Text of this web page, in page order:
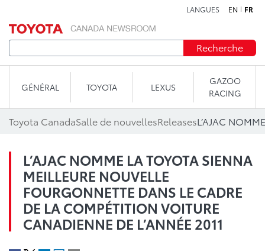
LANGUES EN FR
Recherche
GÉNÉRAL TOYOTA LEXUS
GAZOO
RACING
Toyota CanadaSalle de nouvellesReleases
L’AJAC NOMME LA TOYOTA SIENNA
MEILLEURE NOUVELLE
FOURGONNETTE DANS LE CADRE
DE LA COMPÉTITION VOITURE
CANADIENNE DE L’ANNÉE 2011